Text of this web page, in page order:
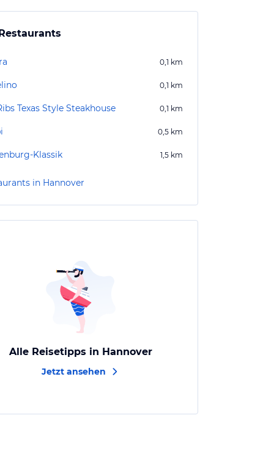
0,1 km
0,1 km
Texas Style Steakhouse 0,1 km
0,5 km
Klassik 1,5 km
in Hannover
Alle Reisetipps in Hannover
Jetzt ansehen